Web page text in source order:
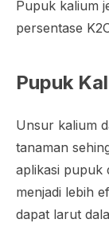
Pupuk kalium
persentase
Pupuk
Unsur kalium
tanaman
aplikasi pupuk
menjadi lebih
dapat larut